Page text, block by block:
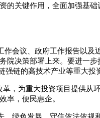
关键作用，全面加强基
会议、政府工作报告以
决策部署上来。要进一
链的高技术产业等重大投
，为重大投资项目提供
率，便民惠企。